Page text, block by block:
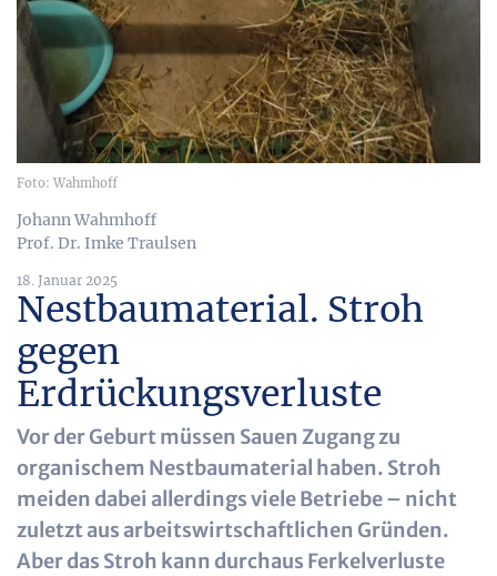
Foto: Wahmhoff
Johann Wahmhoff
Prof. Dr. Imke Traulsen
18. Januar 2025
Nestbaumaterial. Stroh
gegen
Erdrückungsverluste
Vor der Geburt müssen Sauen Zugang zu
organischem Nestbaumaterial haben. Stroh
meiden dabei allerdings viele Betriebe – nicht
zuletzt aus arbeitswirtschaftlichen Gründen.
Aber das Stroh kann durchaus Ferkelverluste